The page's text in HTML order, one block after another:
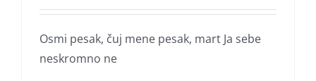
Osmi pesak, čuj mene pesak, mart Ja sebe
neskromno ne